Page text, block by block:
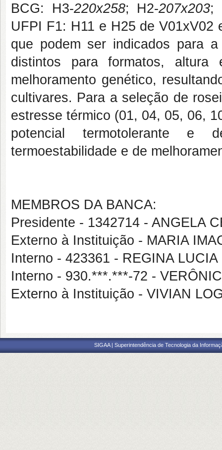
BCG: H3-220x258; H2-207x203;
UFPI F1: H11 e H25 de
que podem ser indicados para
distintos para formatos,
melhoramento genético,
cultivares. Para a seleção de
estresse térmico (01, 04, 05, 06,
potencial termotolerante e
termoestabilidade e de
MEMBROS DA BANCA:
Presidente - 1342714 - ANGELA
Externo à Instituição - MARIA
Interno - 423361 - REGINA
Interno - 930.***.***-72 -
Externo à Instituição - VIVIAN
SIGAA | Superintendência de Tecnologia da